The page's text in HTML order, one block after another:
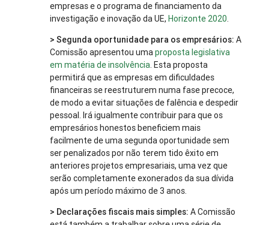
empresas e o programa de financiamento da
investigação e inovação da UE, Horizonte 2020.
> Segunda oportunidade para os empresários: A
Comissão apresentou umaproposta legislativa
em matéria de insolvência. Esta proposta
permitirá que as empresas em dificuldades
financeiras se reestruturem numa fase precoce,
de modo a evitar situações de falência e despedir
pessoal. Irá igualmente contribuir para que os
empresários honestos beneficiem mais
facilmente de uma segunda oportunidade sem
ser penalizados por não terem tido êxito em
anteriores projetos empresariais, uma vez que
serão completamente exonerados da sua dívida
após um período máximo de 3 anos.
> Declarações fiscais mais simples: A Comissão